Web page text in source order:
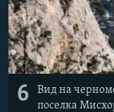
6
Вид на
поселка